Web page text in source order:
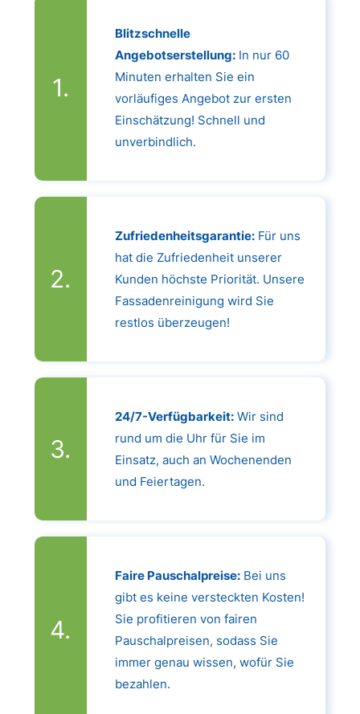
Blitzschnelle
Angebotserstellung:In nur 60
Minuten erhalten Sie ein
vorläufiges Angebot zur ersten
Einschätzung! Schnell und
unverbindlich.
Zufriedenheitsgarantie:Für uns
hat die Zufriedenheit unserer
Kunden höchste Priorität. Unsere
Fassadenreinigung wird Sie
restlos überzeugen!
24/7-Verfügbarkeit:Wir sind
rund um die Uhr für Sie im
Einsatz, auch an Wochenenden
und Feiertagen.
Faire Pauschalpreise:Bei uns
gibt es keine versteckten Kosten!
Sie profitieren von fairen
Pauschalpreisen, sodass Sie
immer genau wissen, wofür Sie
bezahlen.